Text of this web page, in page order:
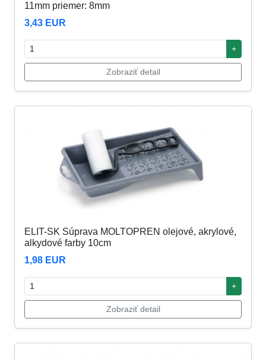
11mm priemer: 8mm
3,43 EUR
+
Zobraziť detail
ELIT-SK Súprava MOLTOPREN olejové, akrylové,
alkydové farby 10cm
1,98 EUR
+
Zobraziť detail